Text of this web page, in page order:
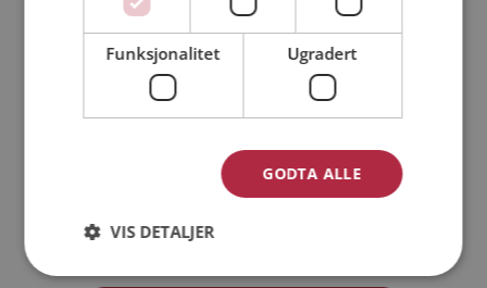
Min alder:
Jeg akseptererMedlemsvilkårene
Funksjonalitet Ugradert
GODTA ALLE
VIS DETALJER